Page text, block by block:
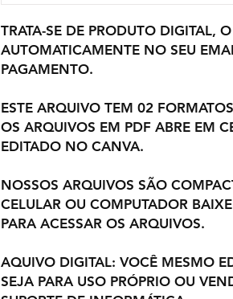
TRATA-SE DE PRODUTO DIGITAL,
AUTOMATICAMENTE NO SEU
PAGAMENTO.
ESTE ARQUIVO TEM 02
OS ARQUIVOS EM PDF ABRE EM
EDITADO NO CANVA.
NOSSOS ARQUIVOS SÃO
CELULAR OU COMPUTADOR
PARA ACESSAR OS ARQUIVOS.
AQUIVO DIGITAL: VOCÊ MESMO
SEJA PARA USO PRÓPRIO OU